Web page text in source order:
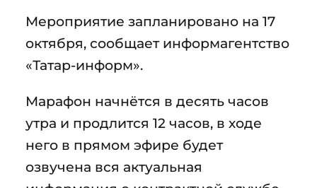
Мероприятие запланировано на 17
октября, сообщает информагентство
«Татар-информ».
Марафон начнётся в десять часов
утра и продлится 12 часов, в ходе
него в прямом эфире будет
озвучена вся актуальная